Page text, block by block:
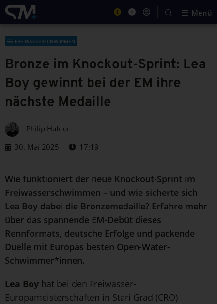
Menü
FREIWASSERSCHWIMMEN
Bronze im Knockout-Sprint: Lea
Boy gewinnt bei der EM ihre
nächste Medaille
Philip Häfner
30. Mai 2025
17:19
Wie funktioniert der neue Knockout-Sprint im
Freiwasserschwimmen – und wie sicherte sich
Lea Boy dabei die Bronzemedaille? Erfahre mehr
über das spannende EM-Debüt dieses
Rennformats, deutsche Erfolge und packende
Duelle mit Europas besten Open-Water-
Schwimmer*innen.
Lea Boy hat bei den Freiwasser-
Europameisterschaften in Stari Grad (CRO)